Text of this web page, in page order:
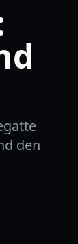
den